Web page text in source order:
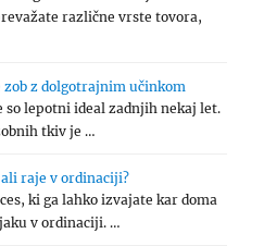
različne vrste tovora,
zob z dolgotrajnim učinkom
so lepotni ideal zadnjih nekaj let.
tkiv je …
raje v ordinaciji?
ki ga lahko izvajate kar doma
v ordinaciji. …